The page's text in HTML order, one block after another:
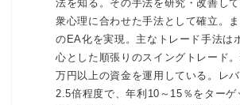
法を知る。その手法を研究・改善し
衆心理に合わせた手法として確立。
のEA化を実現。主なトレード手法は
心とした順張りのスイングトレード
万円以上の資金を運用している。レ
2.5倍程度で、年利10～15％をターゲ